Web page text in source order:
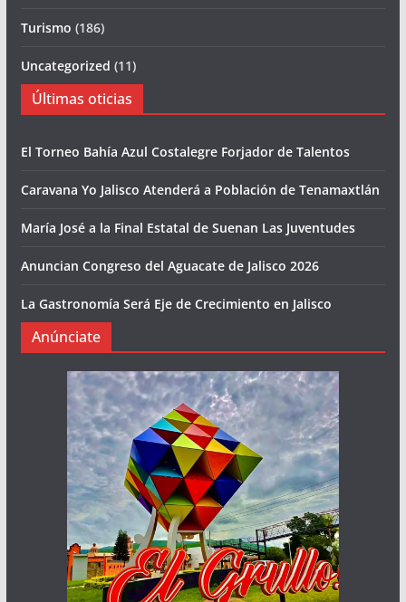
Turismo (186)
Uncategorized (11)
Últimas oticias
El Torneo Bahía Azul Costalegre Forjador de Talentos
Caravana Yo Jalisco Atenderá a Población de Tenamaxtlán
María José a la Final Estatal de Suenan Las Juventudes
Anuncian Congreso del Aguacate de Jalisco 2026
La Gastronomía Será Eje de Crecimiento en Jalisco
Anúnciate